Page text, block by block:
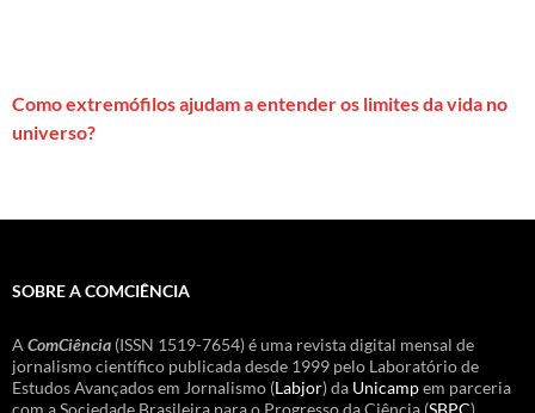
Como extremófilos ajudam a entender os limites da vida no
universo?
SOBRE A COMCIÊNCIA
A ComCiência (ISSN 1519-7654) é uma revista digital mensal de
jornalismo científico publicada desde 1999 pelo Laboratório de
Estudos Avançados em Jornalismo (Labjor) da Unicampem parceria
com a Sociedade Brasileira para o Progresso da Ciência (SBPC).